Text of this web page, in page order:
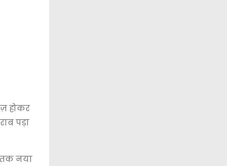
होकर
पड़ा
तक नया